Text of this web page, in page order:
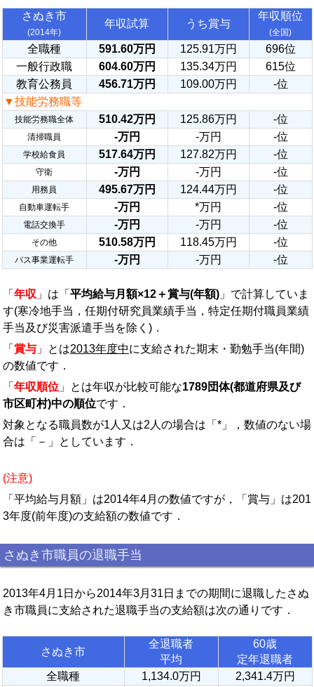
さぬき市
(2014年)
年収試算 うち賞与
年収順位
(全国)
全職種 591.60万円 125.91万円
696位
一般行政職
604.60万円 135.34万円
615位
教育公務員
456.71万円 109.00万円
-位
▼技能労務職等
技能労務職全体 510.42万円 125.86万円 -位
清掃職員 -万円 -万円 -位
学校給食員 517.64万円 127.82万円 -位
守衛 -万円 -万円 -位
用務員 495.67万円 124.44万円 -位
自動車運転手 -万円 *万円 -位
電話交換手 -万円 -万円 -位
その他 510.58万円 118.45万円 -位
バス事業運転手 -万円 -万円 -位
「 年収 」は「 平均給与月額×12＋賞与(年額) 」で計算していま
す(寒冷地手当，任期付研究員業績手当，特定任期付職員業績
手当及び災害派遣手当を除く)．
「 賞与 」とは2013年度中に支給された期末・勤勉手当(年間)
の数値です．
「 年収順位 」とは年収が比較可能な1789団体(都道府県及び
市区町村)中の順位です．
対象となる職員数が1人又は2人の場合は「*」，数値のない場
合は「－」としています．
(注意)
「平均給与月額」は2014年4月の数値ですが，「賞与」は201
3年度(前年度)の支給額の数値です．
さぬき市職員の退職手当
2013年4月1日から2014年3月31日までの期間に退職したさぬ
き市職員に支給された退職手当の支給額は次の通りです．
さぬき市
全退職者
平均
60歳
定年退職者
全職種
1,134.0万円
2,341.4万円